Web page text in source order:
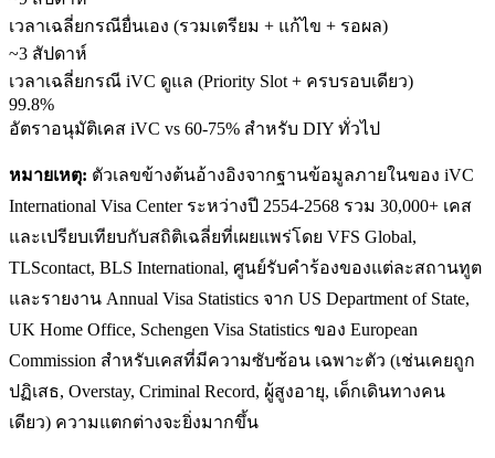
เวลาเฉลี่ยกรณียื่นเอง (รวมเตรียม + แก้ไข + รอผล)
~3 สัปดาห์
เวลาเฉลี่ยกรณี iVC ดูแล (Priority Slot + ครบรอบเดียว)
99.8%
อัตราอนุมัติเคส iVC vs 60-75% สำหรับ DIY ทั่วไป
หมายเหตุ: ตัวเลขข้างต้นอ้างอิงจากฐานข้อมูลภายในของ iVC
International Visa Center ระหว่างปี 2554-2568 รวม 30,000+ เคส
และเปรียบเทียบกับสถิติเฉลี่ยที่เผยแพร่โดย VFS Global,
TLScontact, BLS International, ศูนย์รับคำร้องของแต่ละสถานทูต
และรายงาน Annual Visa Statistics จาก US Department of State,
UK Home Office, Schengen Visa Statistics ของ European
Commission สำหรับเคสที่มีความซับซ้อน เฉพาะตัว (เช่นเคยถูก
ปฏิเสธ, Overstay, Criminal Record, ผู้สูงอายุ, เด็กเดินทางคน
เดียว) ความแตกต่างจะยิ่งมากขึ้น